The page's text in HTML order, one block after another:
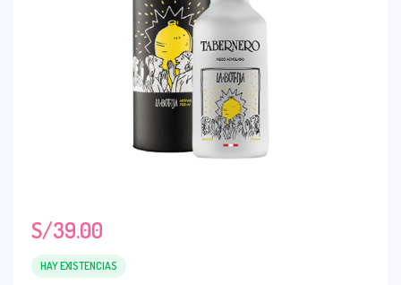
S/39.00
HAY EXISTENCIAS